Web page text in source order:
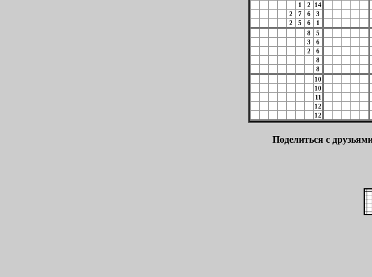
1
2
14
2
7 6
3
2
5 6
1
8
5
3
6
2
6
8
8
10
10
11
12
12
Поделиться с